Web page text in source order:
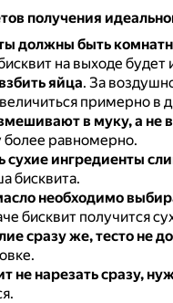
получения
должны быть
на выходе будет
яйца. За
примерно в
в муку, а не в
более равномерно.
ингредиенты
бисквита.
необходимо
бисквит получится
сразу же, тесто не
не нарезать сразу,